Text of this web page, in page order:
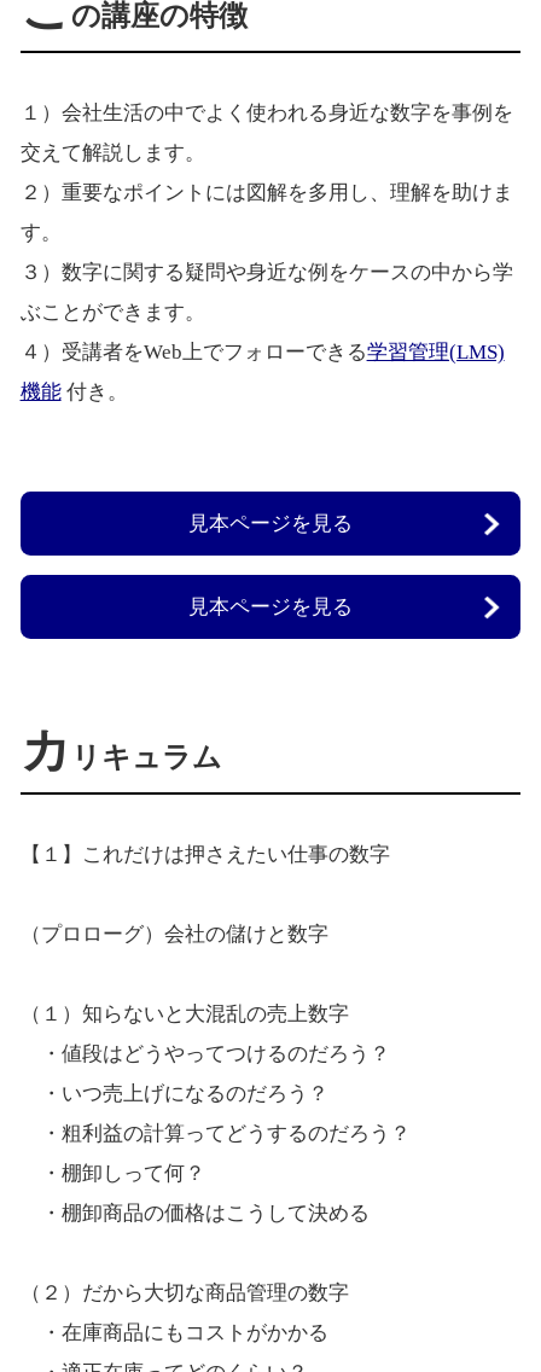
の講座の特徴
１）会社生活の中でよく使われる身近な数字を事例を
交えて解説します。
２）重要なポイントには図解を多用し、理解を助けま
す。
３）数字に関する疑問や身近な例をケースの中から学
ぶことができます。
４）受講者をWeb上でフォローできる学習管理(LMS)
機能付き。
見本ページを見る
見本ページを見る
カ リキュラム
【１】これだけは押さえたい仕事の数字
（プロローグ）会社の儲けと数字
（１）知らないと大混乱の売上数字
・値段はどうやってつけるのだろう？
・いつ売上げになるのだろう？
・粗利益の計算ってどうするのだろう？
・棚卸しって何？
・棚卸商品の価格はこうして決める
（２）だから大切な商品管理の数字
・在庫商品にもコストがかかる